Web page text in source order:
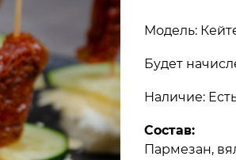
Модель:
Будет
Наличие:
Состав:
Пармезан,